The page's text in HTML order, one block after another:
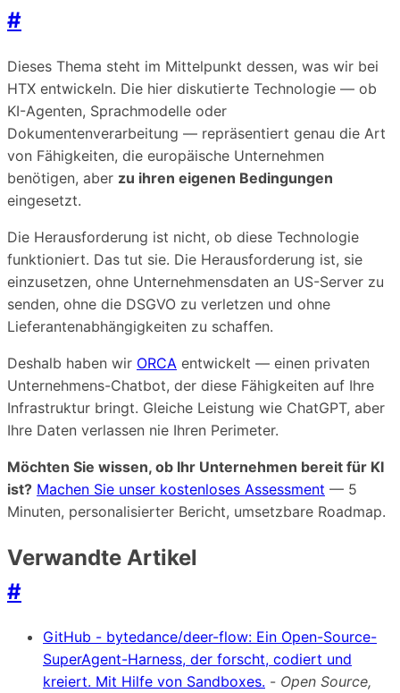
#
Dieses Thema steht im Mittelpunkt dessen, was wir bei
HTX entwickeln. Die hier diskutierte Technologie — ob
KI-Agenten, Sprachmodelle oder
Dokumentenverarbeitung — repräsentiert genau die Art
von Fähigkeiten, die europäische Unternehmen
benötigen, aber zu ihren eigenen Bedingungen
eingesetzt.
Die Herausforderung ist nicht, ob diese Technologie
funktioniert. Das tut sie. Die Herausforderung ist, sie
einzusetzen, ohne Unternehmensdaten an US-Server zu
senden, ohne die DSGVO zu verletzen und ohne
Lieferantenabhängigkeiten zu schaffen.
Deshalb haben wir ORCA entwickelt — einen privaten
Unternehmens-Chatbot, der diese Fähigkeiten auf Ihre
Infrastruktur bringt. Gleiche Leistung wie ChatGPT, aber
Ihre Daten verlassen nie Ihren Perimeter.
Möchten Sie wissen, ob Ihr Unternehmen bereit für KI
ist? Machen Sie unser kostenloses Assessment — 5
Minuten, personalisierter Bericht, umsetzbare Roadmap.
Verwandte Artikel
#
GitHub - bytedance/deer-flow: Ein Open-Source-
SuperAgent-Harness, der forscht, codiert und
kreiert. Mit Hilfe von Sandboxes. - Open Source,